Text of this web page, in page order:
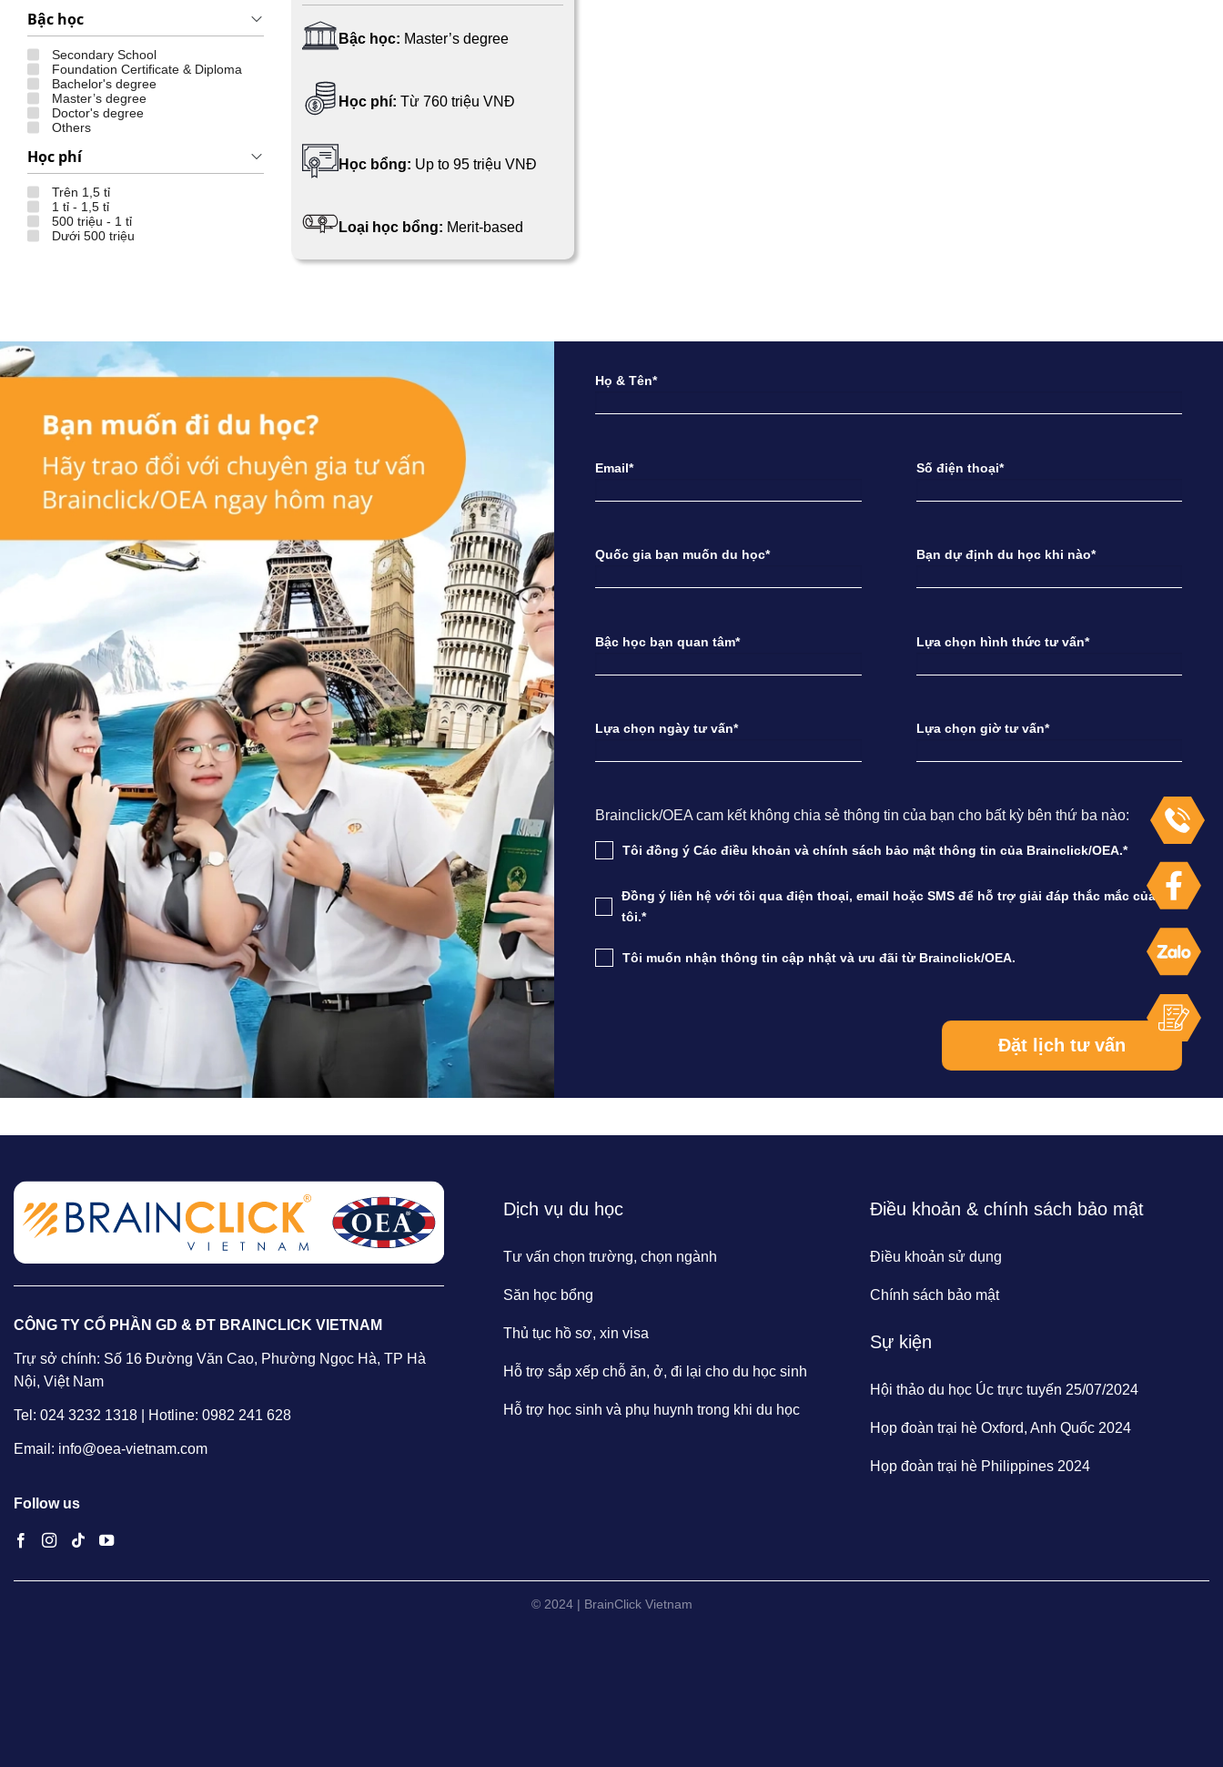
Bậc học
Secondary School
Foundation Certificate & Diploma
Bachelor's degree
Master’s degree
Doctor's degree
Others
Học phí
Trên 1,5 tỉ
1 tỉ - 1,5 tỉ
500 triệu - 1 tỉ
Dưới 500 triệu
Bậc học: Master’s degree
Học phí: Từ 760 triệu VNĐ
Học bổng: Up to 95 triệu VNĐ
Loại học bổng: Merit-based
Họ & Tên*
Email* Số điện thoại*
Quốc gia bạn muốn du học* Bạn dự định du học khi nào*
Bậc học bạn quan tâm* Lựa chọn hình thức tư vấn*
Lựa chọn ngày tư vấn* Lựa chọn giờ tư vấn*
Brainclick/OEA cam kết không chia sẻ thông tin của bạn cho bất kỳ bên thứ ba nào:
Tôi đồng ý Các điều khoản và chính sách bảo mật thông tin của Brainclick/OEA.*
Đồng ý liên hệ với tôi qua điện thoại, email hoặc SMS để hỗ trợ giải đáp thắc mắc của
tôi.*
Tôi muốn nhận thông tin cập nhật và ưu đãi từ Brainclick/OEA.
CÔNG TY CỔ PHẦN GD & ĐT BRAINCLICK VIETNAM
Trự sở chính: Số 16 Đường Văn Cao, Phường Ngọc Hà, TP Hà
Nội, Việt Nam
Tel: 024 3232 1318 | Hotline: 0982 241 628
Email: info@oea-vietnam.com
Follow us
Dịch vụ du học
Tư vấn chọn trường, chọn ngành
Săn học bổng
Thủ tục hồ sơ, xin visa
Hỗ trợ sắp xếp chỗ ăn, ở, đi lại cho du học sinh
Hỗ trợ học sinh và phụ huynh trong khi du học
Điều khoản & chính sách bảo mật
Điều khoản sử dụng
Chính sách bảo mật
Sự kiện
Hội thảo du học Úc trực tuyến 25/07/2024
Họp đoàn trại hè Oxford, Anh Quốc 2024
Họp đoàn trại hè Philippines 2024
© 2024 | BrainClick Vietnam